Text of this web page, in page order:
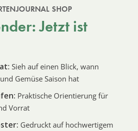
SHOP
Jetzt ist
Sieh auf einen Blick, wann
Gemüse Saison hat
Praktische Orientierung für
Vorrat
Gedruckt auf hochwertigem